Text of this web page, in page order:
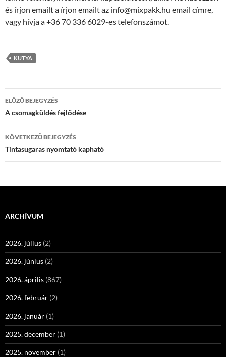
és írjon emailt a írjon emailt az info@mixpakk.hu email címre,
vagy hívja a +36 70 336 6029-es telefonszámot.
KUTYA
Bejegyzések
navigációja
ELŐZŐ BEJEGYZÉS
A csomagküldés fejlődése
KÖVETKEZŐ BEJEGYZÉS
Tintasugaras nyomtató kapható
ARCHÍVUM
2026. július (2)
2026. június (2)
2026. április (867)
2026. február (2)
2026. január (1)
2025. december (1)
2025. november (1)